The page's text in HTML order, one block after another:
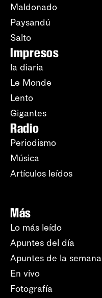
Maldonado
Paysandú
Salto
Impresos
la diaria
Le Monde
Lento
Gigantes
Radio
Periodismo
Música
Artículos leídos
Más
Lo más leído
Apuntes del día
Apuntes de la semana
En vivo
Fotografía